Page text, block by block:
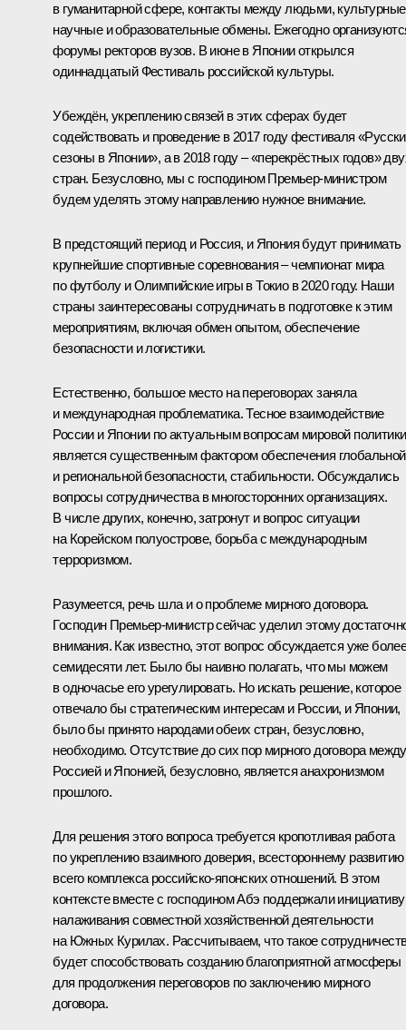
в гуманитарной сфере, контакты между людьми,
научные и образовательные обмены. Ежегодно
форумы ректоров вузов. В июне в Японии открылся
одиннадцатый Фестиваль российской культуры.
Убеждён, укреплению связей в этих сферах будет
содействовать и проведение в 2017 году фестиваля
сезоны в Японии», а в 2018 году – «перекрёстных годов»
стран. Безусловно, мы с господином Премьер-министром
будем уделять этому направлению нужное внимание.
В предстоящий период и Россия, и Япония будут принимать
крупнейшие спортивные соревнования – чемпионат мира
по футболу и Олимпийские игры в Токио в 2020 году. Наши
страны заинтересованы сотрудничать в подготовке к этим
мероприятиям, включая обмен опытом, обеспечение
безопасности и логистики.
Естественно, большое место на переговорах заняла
и международная проблематика. Тесное взаимодействие
России и Японии по актуальным вопросам мировой политики
является существенным фактором обеспечения глобальной
и региональной безопасности, стабильности. Обсуждались
вопросы сотрудничества в многосторонних организациях.
В числе других, конечно, затронут и вопрос ситуации
на Корейском полуострове, борьба с международным
терроризмом.
Разумеется, речь шла и о проблеме мирного договора.
Господин Премьер-министр сейчас уделил этому
внимания. Как известно, этот вопрос обсуждается уже
семидесяти лет. Было бы наивно полагать, что мы можем
в одночасье его урегулировать. Но искать решение, которое
отвечало бы стратегическим интересам и России, и Японии,
было бы принято народами обеих стран, безусловно,
необходимо. Отсутствие до сих пор мирного договора между
Россией и Японией, безусловно, является анахронизмом
прошлого.
Для решения этого вопроса требуется кропотливая работа
по укреплению взаимного доверия, всестороннему развитию
всего комплекса российско-японских отношений. В этом
контексте вместе с господином Абэ поддержали инициативу
налаживания совместной хозяйственной деятельности
на Южных Курилах. Рассчитываем, что такое
будет способствовать созданию благоприятной атмосферы
для продолжения переговоров по заключению мирного
договора.